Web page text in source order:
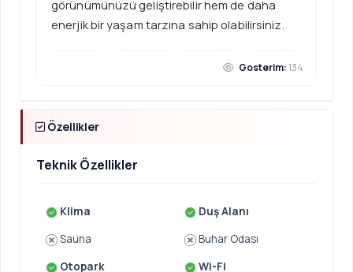
görünümünüzü geliştirebilir hem de daha
enerjik bir yaşam tarzına sahip olabilirsiniz.
Gosterim:134
Özellikler
Teknik Özellikler
Klima
Duş Alanı
Sauna
Buhar Odası
Otopark
Wi-Fi